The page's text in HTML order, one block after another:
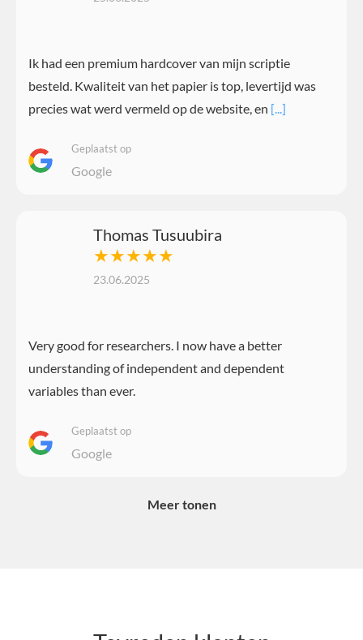
Ik had een premium hardcover van mijn scriptie
besteld. Kwaliteit van het papier is top, levertijd was
precies wat werd vermeld op de website, en [...]
Geplaatst op
Google
Thomas Tusuubira
★★★★★
23.06.2025
Very good for researchers. I now have a better
understanding of independent and dependent
variables than ever.
Geplaatst op
Google
Meer tonen